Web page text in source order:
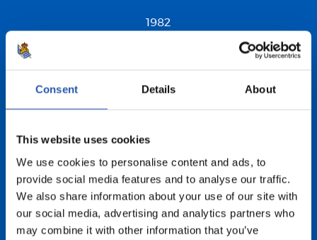
Consent Details About
This website uses cookies
We use cookies to personalise content and ads, to
provide social media features and to analyse our traffic.
We also share information about your use of our site with
our social media, advertising and analytics partners who
may combine it with other information that you’ve
1982
1986 - 1987